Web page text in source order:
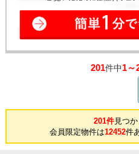
201件中1～
201件見つか
会員限定物件は12452件